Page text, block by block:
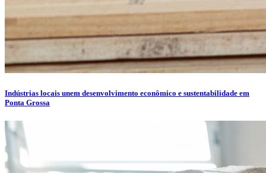
Indústrias locais unem desenvolvimento econômico e sustentabilidade em
Ponta Grossa